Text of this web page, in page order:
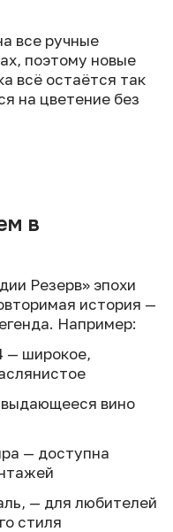
все ручные
поэтому новые
всё остаётся так
на цветение без
в
Резерв» эпохи
история —
Например:
— широкое,
вино
— доступна
— для любителей
стиля